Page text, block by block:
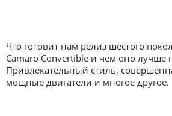
Что готовит нам релиз шестого
Camaro Convertible и чем оно лучше
Привлекательный стиль,
мощные двигатели и многое другое.